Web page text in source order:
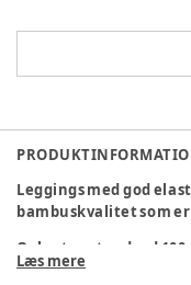
Leggings med god
bambuskvalitet som
Oeko-tex standard
1676-257 DTI
Læs mere